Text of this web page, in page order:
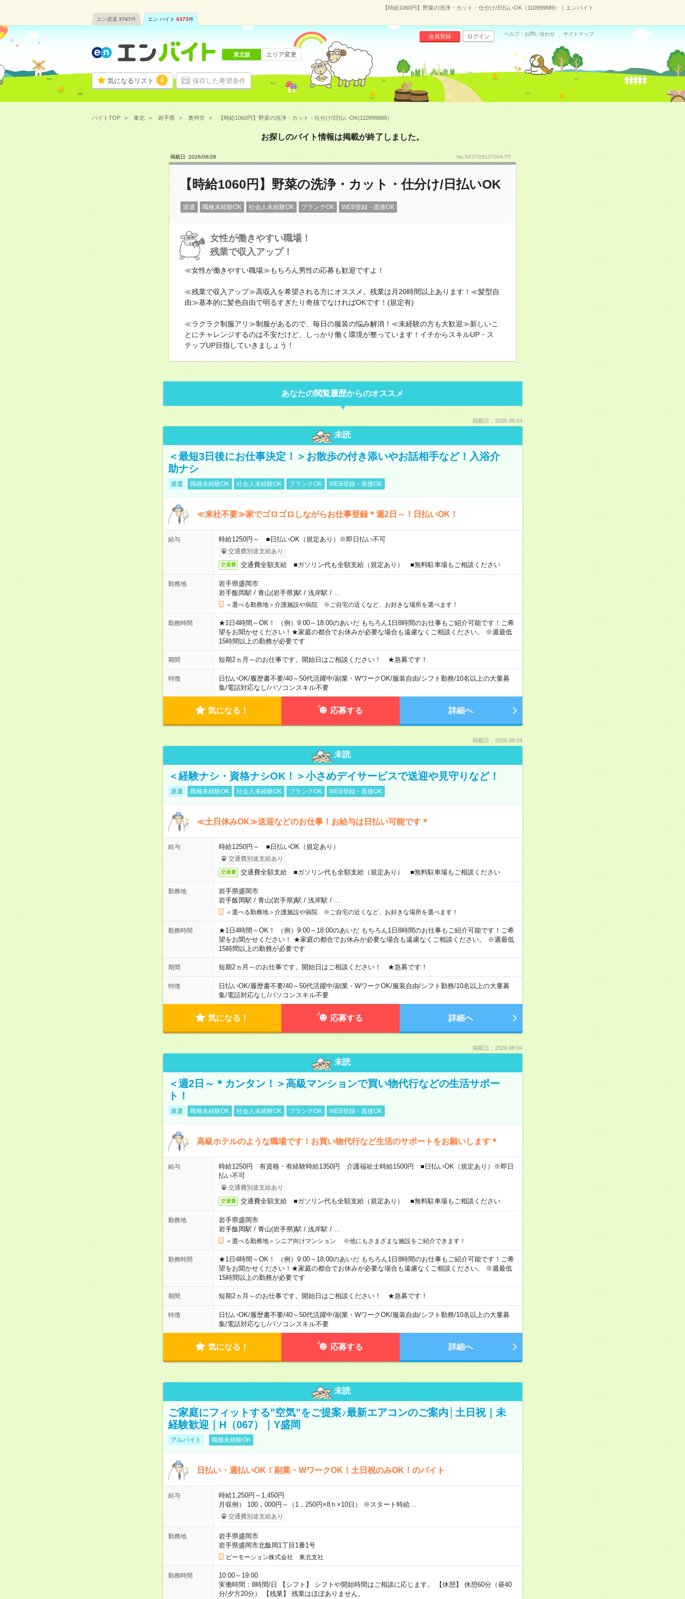
【時給1060円】野菜の洗浄・カット・仕分け/日払いOK（110999889）｜エンバイト
エン派遣 3747件 エン バイト 6373件
気になるリスト 0 保存した希望条件
会員登録 ログイン ヘルプ・お問い合わせ サイトマップ
東北版 エリア変更
バイトTOP 東北 岩手県 奥州市 【時給1060円】野菜の洗浄・カット・仕分け/日払いOK(110999889）
お探しのバイト情報は掲載が終了しました。
掲載日 :2026/06/28 No.SKST26127009-T5
【時給1060円】野菜の洗浄・カット・仕分け/日払いOK
派遣 職種未経験OK 社会人未経験OK ブランクOK WEB登録・面接OK
女性が働きやすい職場！
残業で収入アップ！
≪女性が働きやすい職場≫もちろん男性の応募も歓迎ですよ！
≪残業で収入アップ≫高収入を希望される方にオススメ。残業は月20時間以上あります！≪髪型自
由≫基本的に髪色自由で明るすぎたり奇抜でなければOKです！(規定有)
≪ラクラク制服アリ≫制服があるので、毎日の服装の悩み解消！≪未経験の方も大歓迎≫新しいこ
とにチャレンジするのは不安だけど、しっかり働く環境が整っています！イチからスキルUP・ス
テップUP目指していきましょう！
あなたの閲覧履歴からのオススメ
掲載日：2026.08.04
未読
＜最短3日後にお仕事決定！＞お散歩の付き添いやお話相手など！入浴介
助ナシ
派遣 職種未経験OK 社会人未経験OK ブランクOK WEB登録・面接OK
≪来社不要≫家でゴロゴロしながらお仕事登録＊週2日～！日払いOK！
給与 時給1250円～ ■日払いOK（規定あり）※即日払い不可
交通費別途支給あり
交通費 交通費全額支給 ■ガソリン代も全額支給（規定あり） ■無料駐車場もご相談ください
勤務地
岩手県盛岡市
岩手飯岡駅 / 青山(岩手県)駅 / 浅岸駅 /
＜選べる勤務地＞介護施設や病院 ※ご自宅の近くなど、お好きな場所を選べます！
勤務時間
★1日4時間～OK！ （例）9:00～18:00のあいだ もちろん1日8時間のお仕事もご紹介可能です！ご希
望をお聞かせください！★家庭の都合でお休みが必要な場合も遠慮なくご相談ください。 ※週最低
15時間以上の勤務が必要です
期間 短期2ヵ月～のお仕事です。開始日はご相談ください！ ★急募です！
特徴 日払いOK/履歴書不要/40～50代活躍中/副業・WワークOK/服装自由/シフト勤務/10名以上の大量募
集/電話対応なし/パソコンスキル不要
気になる！ 応募する 詳細へ
掲載日：2026.08.04
未読
＜経験ナシ・資格ナシOK！＞小さめデイサービスで送迎や見守りなど！
派遣 職種未経験OK 社会人未経験OK ブランクOK WEB登録・面接OK
≪土日休みOK≫送迎などのお仕事！お給与は日払い可能です＊
給与 時給1250円～ ■日払いOK（規定あり）
交通費別途支給あり
交通費 交通費全額支給 ■ガソリン代も全額支給（規定あり） ■無料駐車場もご相談ください
勤務地
岩手県盛岡市
岩手飯岡駅 / 青山(岩手県)駅 / 浅岸駅 /
＜選べる勤務地＞介護施設や病院 ※ご自宅の近くなど、お好きな場所を選べます！
勤務時間
★1日4時間～OK！ （例）9:00～18:00のあいだ もちろん1日8時間のお仕事もご紹介可能です！ご希
望をお聞かせください！ ★家庭の都合でお休みが必要な場合も遠慮なくご相談ください。 ※週最低
15時間以上の勤務が必要です
期間 短期2ヵ月～のお仕事です。開始日はご相談ください！ ★急募です！
特徴 日払いOK/履歴書不要/40～50代活躍中/副業・WワークOK/服装自由/シフト勤務/10名以上の大量募
集/電話対応なし/パソコンスキル不要
気になる！ 応募する 詳細へ
掲載日：2026.08.04
未読
＜週2日～＊カンタン！＞高級マンションで買い物代行などの生活サポー
ト！
派遣 職種未経験OK 社会人未経験OK ブランクOK WEB登録・面接OK
高級ホテルのような職場です！お買い物代行など生活のサポートをお願いします＊
給与
時給1250円 有資格・有経験時給1350円 介護福祉士時給1500円 ■日払いOK（規定あり）※即日
払い不可
交通費別途支給あり
交通費 交通費全額支給 ■ガソリン代も全額支給（規定あり） ■無料駐車場もご相談ください
勤務地
岩手県盛岡市
岩手飯岡駅 / 青山(岩手県)駅 / 浅岸駅 /
＜選べる勤務地＞シニア向けマンション ※他にもさまざまな施設をご紹介できます！
勤務時間
★1日4時間～OK！ （例）9:00～18:00のあいだ もちろん1日8時間のお仕事もご紹介可能です！ご希
望をお聞かせください！★家庭の都合でお休みが必要な場合も遠慮なくご相談ください。 ※週最低
15時間以上の勤務が必要です
期間 短期2ヵ月～のお仕事です。開始日はご相談ください！ ★急募です！
特徴 日払いOK/履歴書不要/40～50代活躍中/副業・WワークOK/服装自由/シフト勤務/10名以上の大量募
集/電話対応なし/パソコンスキル不要
気になる！ 応募する 詳細へ
未読
ご家庭にフィットする”空気”をご提案♪最新エアコンのご案内│土日祝｜未
経験歓迎｜H（067）｜Y盛岡
アルバイト 職種未経験OK
日払い・週払いOK！副業・WワークOK！土日祝のみOK！のバイト
給与
時給1,250円～1,450円
月収例） 100，000円～（1，250円×8ｈ×10日） ※スタート時給…
交通費別途支給あり
勤務地
岩手県盛岡市
岩手県盛岡市北飯岡1丁目1番1号
ビーモーション株式会社 東北支社
勤務時間
10:00～19:00
実働時間：8時間/日 【シフト】 シフトや開始時間はご相談に応じます。 【休憩】 休憩60分（昼40
分/夕方20分） 【残業】 残業はほぼありません。